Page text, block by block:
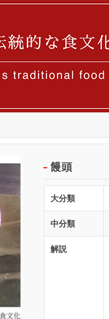
饅頭
大分類
中分類
解説